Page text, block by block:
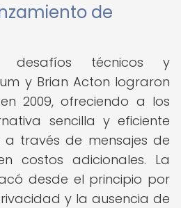
de
desafíos técnicos y
y Brian Acton lograron
2009, ofreciendo a los
sencilla y eficiente
través de mensajes de
costos adicionales. La
desde el principio por
y la ausencia de